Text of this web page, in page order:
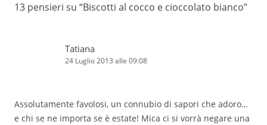
13 pensieri su “Biscotti al cocco e cioccolato bianco”
Tatiana
24 Luglio 2013 alle 09:08
Assolutamente favolosi, un connubio di sapori che adoro…
e chi se ne importa se è estate! Mica ci si vorrà negare una